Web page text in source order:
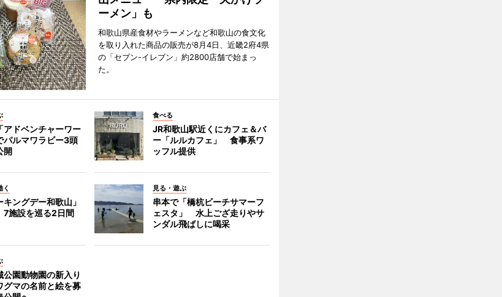
ーメン」も
和歌山県産食材やラーメンなど和歌山の食文化
を取り入れた商品の販売が8月4日、近畿2府4県
の「セブン-イレブン」約2800店舗で始まっ
た。
アドベンチャーワー
パルマワラビー3頭
開
食べる
JR和歌山駅近くにカフェ＆バ
ー「ルルカフェ」 食事系ワ
ッフル提供
く
キングデー和歌山」
施設を巡る2日間
見る・遊ぶ
串本で「橋杭ビーチサマーフ
ェスタ」 水上ござ走りやサ
ンダル飛ばしに喝采
公園動物園の新入り
グマの名前と絵を募